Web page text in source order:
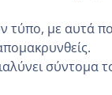
τύπο, με αυτά
σύντομα